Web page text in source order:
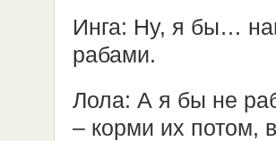
Инга: Ну, я бы…
рабами.
Лола: А я бы не
– корми их потом,